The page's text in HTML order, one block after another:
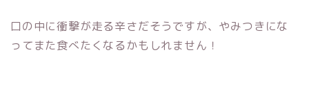
口の中に衝撃が走る辛さだそうですが、やみつきにな
ってまた食べたくなるかもしれません！